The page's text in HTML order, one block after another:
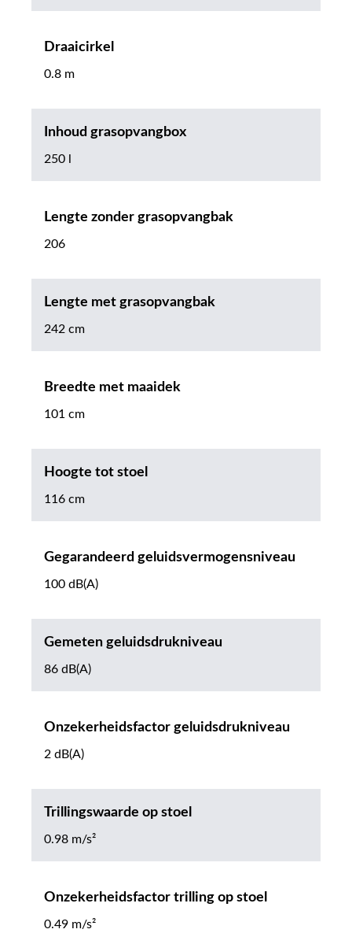
Draaicirkel
0.8 m
Inhoud grasopvangbox
250 l
Lengte zonder grasopvangbak
206
Lengte met grasopvangbak
242 cm
Breedte met maaidek
101 cm
Hoogte tot stoel
116 cm
Gegarandeerd geluidsvermogensniveau
100 dB(A)
Gemeten geluidsdrukniveau
86 dB(A)
Onzekerheidsfactor geluidsdrukniveau
2 dB(A)
Trillingswaarde op stoel
0.98 m/s²
Onzekerheidsfactor trilling op stoel
0.49 m/s²